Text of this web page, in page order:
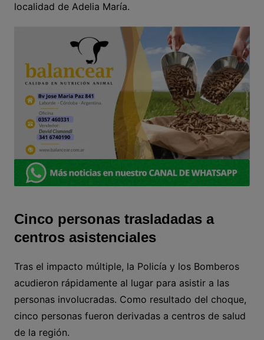
localidad de Adelia María.
Cinco personas trasladadas a
centros asistenciales
Tras el impacto múltiple, la Policía y los Bomberos
acudieron rápidamente al lugar para asistir a las
personas involucradas. Como resultado del choque,
cinco personas fueron derivadas a centros de salud
de la región.